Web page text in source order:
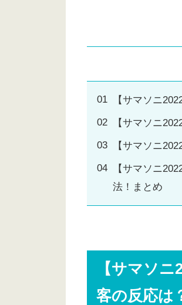
【サマソニ
【サマソニ
【サマソニ
【サマソニ
法！まとめ
【サマソ
客の反応は